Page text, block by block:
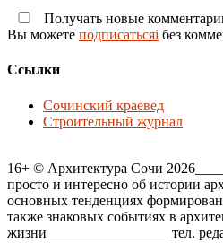
Получать новые
Вы можете подписатьсяi без
Ссылки
Сочинский краевед
Строительный журнал
16+ © Архитектура Сочи
просто и интересно об истории
основных тенденциях
также знаковых событиях в
жизни_________________ тел.